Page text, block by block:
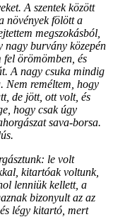
A szentek között
növények fölött a
megszokásból,
nagy burvány közepén
örömömben, és
A nagy csuka mindig
Nem reméltem, hogy
de jött, ott volt, és
hogy csak úgy
sava-borsa.
le volt
kitartóak voltunk,
lenniük kellett, a
bizonyult az az
légy kitartó, mert